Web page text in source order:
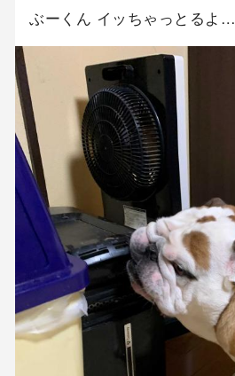
ぶーくん イッちゃっとるよ…